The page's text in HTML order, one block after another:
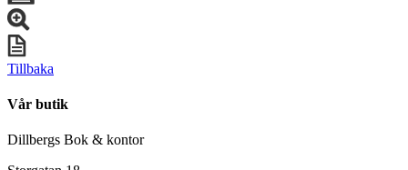
Tillbaka
Vår butik
Dillbergs Bok & kontor